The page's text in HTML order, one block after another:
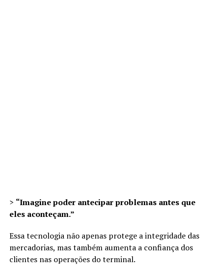
> “Imagine poder antecipar problemas antes que
eles aconteçam.”
Essa tecnologia não apenas protege a integridade das
mercadorias, mas também aumenta a confiança dos
clientes nas operações do terminal.